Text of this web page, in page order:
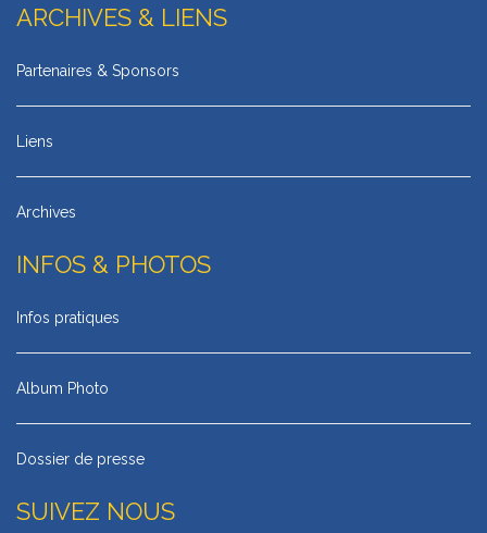
ARCHIVES & LIENS
Partenaires & Sponsors
Liens
Archives
INFOS & PHOTOS
Infos pratiques
Album Photo
Dossier de presse
SUIVEZ NOUS